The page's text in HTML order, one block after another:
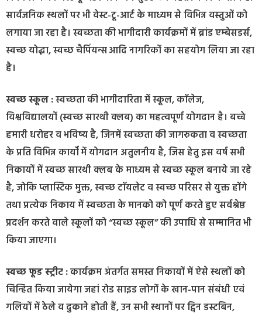
सार्वजनिक स्थलों पर भी वेस्ट-टू-आर्ट के माध्यम से विभिन्न वस्तुओं को
लगाया जा रहा है। स्वच्छता की भागीदारी कार्यक्रमों में ब्रांड एम्बेसडर्स,
स्वच्छ योद्धा, स्वच्छ चैपिंयन्स आदि नागरिकों का सहयोग लिया जा रहा
है।
स्वच्छ स्कूल :स्वच्छता की भागीदारिता में स्कूल, काॅलेज,
विश्वविद्यालयों (स्वच्छ सारथी क्लब) का महत्वपूर्ण योगदान है। बच्चे
हमारी धरोहर व भविष्य है, जिनमें स्वच्छता की जागरुकता व स्वच्छता
के प्रति विभिन्न कार्यों में योगदान अतुलनीय है, जिस हेतु इस वर्ष सभी
निकायों में स्वच्छ सारथी क्लब के माध्यम से स्वच्छ स्कूल बनाये जा रहे
है, जोकि प्लास्टिक मुक्त, स्वच्छ टाॅयलेट व स्वच्छ परिसर से युक्त होंगे
तथा प्रत्येक निकाय में स्वच्छता के मानको को पूर्ण करते हुए सर्वश्रेष्ठ
प्रदर्शन करते वाले स्कूलों को “स्वच्छ स्कूल” की उपाधि से सम्मानित भी
किया जाएगा।
स्वच्छ फूड स्ट्रीट :कार्यक्रम अंतर्गत समस्त निकायों में ऐसे स्थलों को
चिन्हित किया जायेगा जहां रोड साइड लोगों के खान-पान संबंधी एवं
गलियों में ठेले व दुकाने होती हैं, उन सभी स्थानों पर ट्विन डस्टबिन,